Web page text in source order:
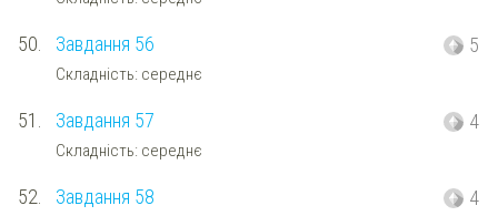
50. Завдання 56
Складність: середнє
5
51. Завдання 57
Складність: середнє
4
52. Завдання 58 4